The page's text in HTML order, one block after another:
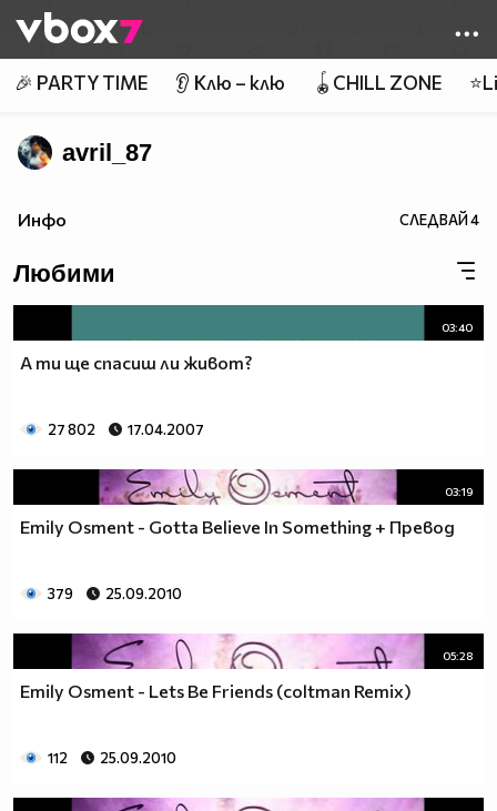
👾
🎉 PARTY TIME 👂 Клю – клю 🪀CHILL ZONE
avril_87
Инфо СЛЕДВАЙ4
Любими
03:40
А ти ще спасиш ли живот?
27 802 17.04.2007
03:19
Emily Osment - Gotta Believe In Something + Превод
379 25.09.2010
05:28
Emily Osment - Lets Be Friends (coltman Remix)
112 25.09.2010